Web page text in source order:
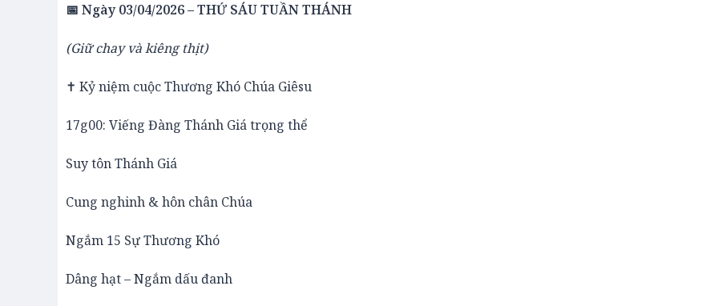
📅 Ngày 03/04/2026 – THỨ SÁU TUẦN THÁNH
(Giữ chay và kiêng thịt)
✝️ Kỷ niệm cuộc Thương Khó Chúa Giêsu
17g00: Viếng Đàng Thánh Giá trọng thể
Suy tôn Thánh Giá
Cung nghinh & hôn chân Chúa
Ngắm 15 Sự Thương Khó
Dâng hạt – Ngắm dấu đanh